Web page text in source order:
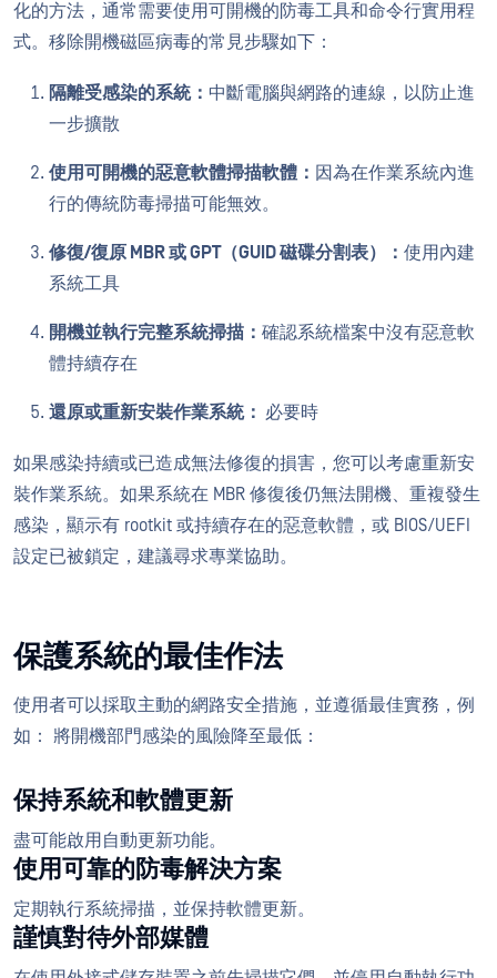
化的方法，通常需要使用可開機的防毒工具和命令行實用程
式。移除開機磁區病毒的常見步驟如下：
隔離受感染的系統： 中斷電腦與網路的連線，以防止進
一步擴散
使用可開機的惡意軟體掃描軟體： 因為在作業系統內進
行的傳統防毒掃描可能無效。
修復/復原 MBR 或 GPT（GUID 磁碟分割表）： 使用內建
系統工具
開機並執行完整系統掃描： 確認系統檔案中沒有惡意軟
體持續存在
還原或重新安裝作業系統： 必要時
如果感染持續或已造成無法修復的損害，您可以考慮重新安
裝作業系統。如果系統在 MBR 修復後仍無法開機、重複發生
感染，顯示有 rootkit 或持續存在的惡意軟體，或 BIOS/UEFI
設定已被鎖定，建議尋求專業協助。
保護系統的最佳作法
使用者可以採取主動的網路安全措施，並遵循最佳實務，例
如： 將開機部門感染的風險降至最低：
保持系統和軟體更新
盡可能啟用自動更新功能。
使用可靠的防毒解決方案
定期執行系統掃描，並保持軟體更新。
謹慎對待外部媒體